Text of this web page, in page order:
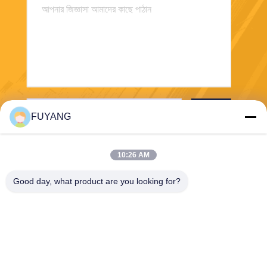
FUYANG
10:26 AM
Good day, what product are you looking for?